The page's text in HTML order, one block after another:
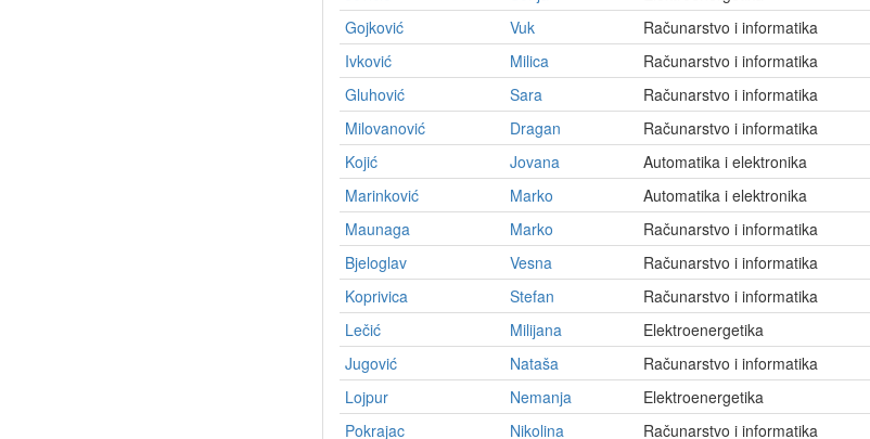
Gojković
Vuk Računarstvo i informatika
Ivković
Milica Računarstvo i informatika
Gluhović
Sara Računarstvo i informatika
Milovanović
Dragan Računarstvo i informatika
Kojić
Jovana Automatika i elektronika
Marinković
Marko Automatika i elektronika
Maunaga
Marko Računarstvo i informatika
Bjeloglav
Vesna Računarstvo i informatika
Koprivica
Stefan Računarstvo i informatika
Lečić
Milijana Elektroenergetika
Jugović
Nataša Računarstvo i informatika
Lojpur
Nemanja Elektroenergetika
Pokrajac
Nikolina Računarstvo i informatika